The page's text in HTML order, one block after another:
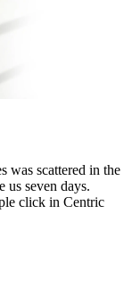
was scattered in the
us seven days.
click in Centric